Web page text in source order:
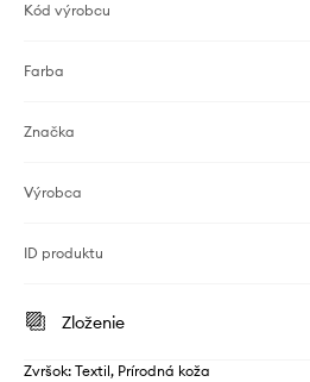
Kód výrobcu
Farba
Značka
Výrobca
ID produktu
Zloženie
Zvršok: Textil, Prírodná koža